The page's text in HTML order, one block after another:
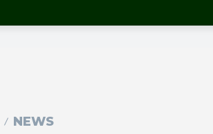
NEWS